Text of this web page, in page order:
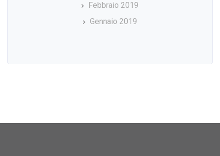
Febbraio 2019
Gennaio 2019